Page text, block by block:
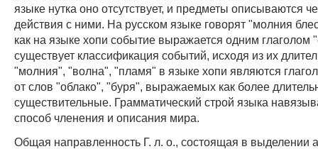
языке нутка оно отсутствует, и предметы описываются
действия с ними. На русском языке говорят "молния
как на языке хопи событие выражается одним глаголом
существует классификация событий, исходя из их
"молния", "волна", "пламя" в языке хопи являются
от слов "облако", "буря", выражаемых как более
существительные. Грамматический строй языка
способ членения и описания мира.
Общая направленность Г. л. о., состоящая в выделении